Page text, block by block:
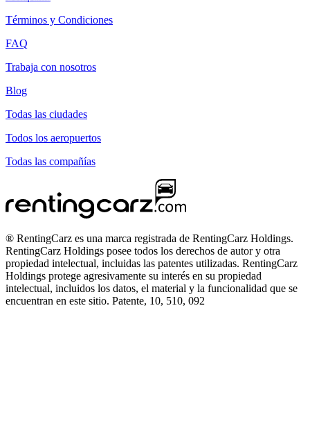
Términos y Condiciones
FAQ
Trabaja con nosotros
Blog
Todas las ciudades
Todos los aeropuertos
Todas las compañías
® RentingCarz es una marca registrada de RentingCarz Holdings.
RentingCarz Holdings posee todos los derechos de autor y otra
propiedad intelectual, incluidas las patentes utilizadas. RentingCarz
Holdings protege agresivamente su interés en su propiedad
intelectual, incluidos los datos, el material y la funcionalidad que se
encuentran en este sitio. Patente, 10, 510, 092